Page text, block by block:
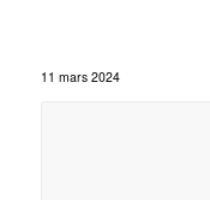
11 mars 2024